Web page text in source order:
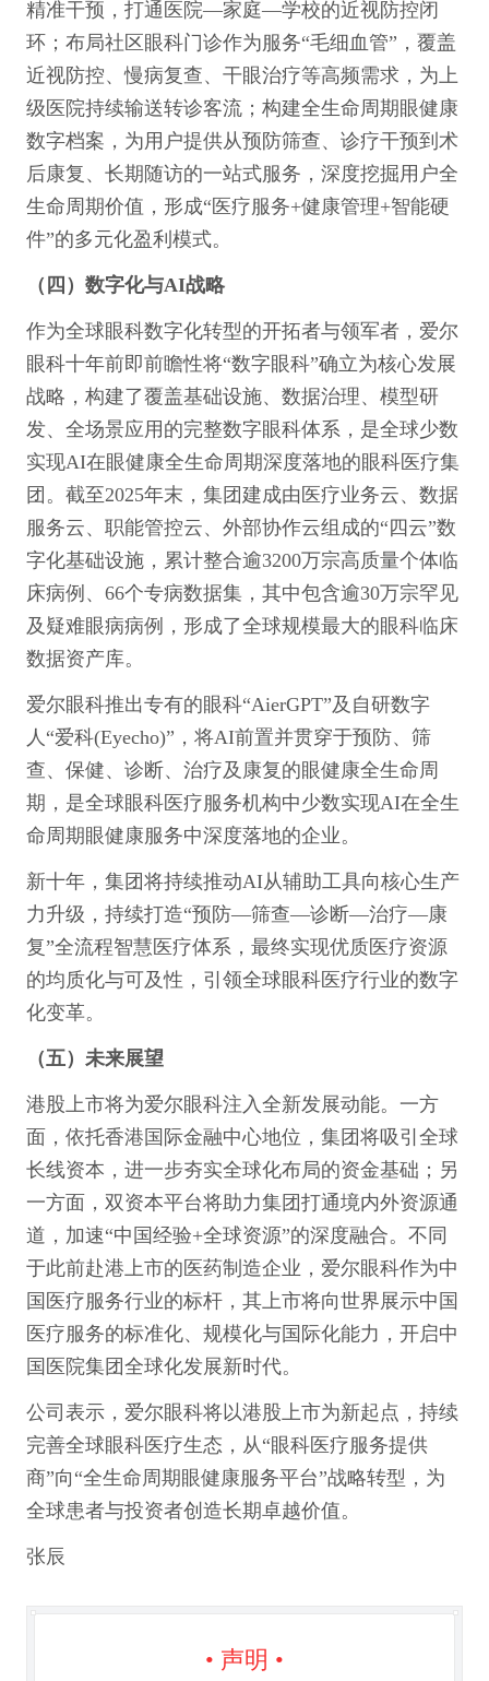
精准干预，打通医院—家庭—学校的近视防控闭
环；布局社区眼科门诊作为服务“毛细血管”，覆盖
近视防控、慢病复查、干眼治疗等高频需求，为上
级医院持续输送转诊客流；构建全生命周期眼健康
数字档案，为用户提供从预防筛查、诊疗干预到术
后康复、长期随访的一站式服务，深度挖掘用户全
生命周期价值，形成“医疗服务+健康管理+智能硬
件”的多元化盈利模式。
（四）数字化与AI战略
作为全球眼科数字化转型的开拓者与领军者，爱尔
眼科十年前即前瞻性将“数字眼科”确立为核心发展
战略，构建了覆盖基础设施、数据治理、模型研
发、全场景应用的完整数字眼科体系，是全球少数
实现AI在眼健康全生命周期深度落地的眼科医疗集
团。截至2025年末，集团建成由医疗业务云、数据
服务云、职能管控云、外部协作云组成的“四云”数
字化基础设施，累计整合逾3200万宗高质量个体临
床病例、66个专病数据集，其中包含逾30万宗罕见
及疑难眼病病例，形成了全球规模最大的眼科临床
数据资产库。
爱尔眼科推出专有的眼科“AierGPT”及自研数字
人“爱科(Eyecho)”，将AI前置并贯穿于预防、筛
查、保健、诊断、治疗及康复的眼健康全生命周
期，是全球眼科医疗服务机构中少数实现AI在全生
命周期眼健康服务中深度落地的企业。
新十年，集团将持续推动AI从辅助工具向核心生产
力升级，持续打造“预防—筛查—诊断—治疗—康
复”全流程智慧医疗体系，最终实现优质医疗资源
的均质化与可及性，引领全球眼科医疗行业的数字
化变革。
（五）未来展望
港股上市将为爱尔眼科注入全新发展动能。一方
面，依托香港国际金融中心地位，集团将吸引全球
长线资本，进一步夯实全球化布局的资金基础；另
一方面，双资本平台将助力集团打通境内外资源通
道，加速“中国经验+全球资源”的深度融合。不同
于此前赴港上市的医药制造企业，爱尔眼科作为中
国医疗服务行业的标杆，其上市将向世界展示中国
医疗服务的标准化、规模化与国际化能力，开启中
国医院集团全球化发展新时代。
公司表示，爱尔眼科将以港股上市为新起点，持续
完善全球眼科医疗生态，从“眼科医疗服务提供
商”向“全生命周期眼健康服务平台”战略转型，为
全球患者与投资者创造长期卓越价值。
张辰
• 声明 •